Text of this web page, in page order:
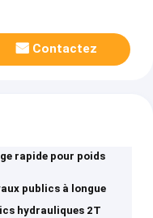
Contactez
rapide pour poids
publics à longue
hydrauliques 2T